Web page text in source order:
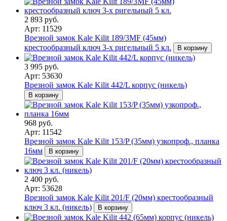
2 893 руб.
Арт: 11529
Врезной замок Kale Kilit 189/3MF (45мм)
крестообразный ключ 3-х ригельный 5 кл.
В корзину
3 995 руб.
Арт: 53630
Врезной замок Kale Kilit 442/L корпус (никель)
В корзину
968 руб.
Арт: 11542
Врезной замок Kale Kilit 153/P (35мм) узкопроф., планка
16мм
В корзину
2 400 руб.
Арт: 53628
Врезной замок Kale Kilit 201/F (20мм) крестообразный
ключ 3 кл. (никель)
В корзину